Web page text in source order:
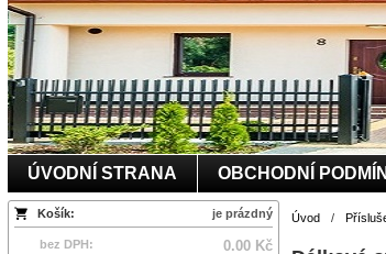
ÚVODNÍ STRANA OBCHODNÍ
Košík: je prázdný
bez DPH: 0.00 Kč
Úvod /